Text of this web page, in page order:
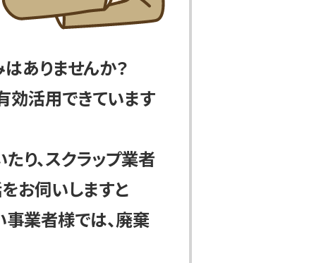
ありませんか？
効活用できています
り、スクラップ業者
お伺いしますと
事業者様では、廃棄